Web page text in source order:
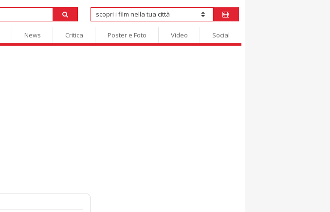
News Critica Poster e Foto Video Social